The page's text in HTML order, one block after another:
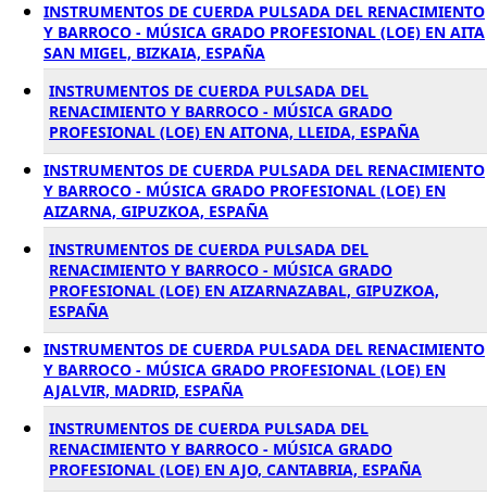
INSTRUMENTOS DE CUERDA PULSADA DEL RENACIMIENTO
Y BARROCO - MÚSICA GRADO PROFESIONAL (LOE) EN AITA
SAN MIGEL, BIZKAIA, ESPAÑA
INSTRUMENTOS DE CUERDA PULSADA DEL
RENACIMIENTO Y BARROCO - MÚSICA GRADO
PROFESIONAL (LOE) EN AITONA, LLEIDA, ESPAÑA
INSTRUMENTOS DE CUERDA PULSADA DEL RENACIMIENTO
Y BARROCO - MÚSICA GRADO PROFESIONAL (LOE) EN
AIZARNA, GIPUZKOA, ESPAÑA
INSTRUMENTOS DE CUERDA PULSADA DEL
RENACIMIENTO Y BARROCO - MÚSICA GRADO
PROFESIONAL (LOE) EN AIZARNAZABAL, GIPUZKOA,
ESPAÑA
INSTRUMENTOS DE CUERDA PULSADA DEL RENACIMIENTO
Y BARROCO - MÚSICA GRADO PROFESIONAL (LOE) EN
AJALVIR, MADRID, ESPAÑA
INSTRUMENTOS DE CUERDA PULSADA DEL
RENACIMIENTO Y BARROCO - MÚSICA GRADO
PROFESIONAL (LOE) EN AJO, CANTABRIA, ESPAÑA